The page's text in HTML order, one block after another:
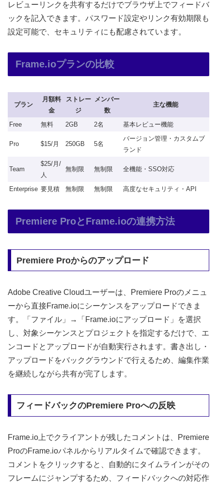
レビューリンクを共有するだけでブラウザ上でフィードバ
ックを記入できます。パスワード設定やリンク有効期限も
設定可能で、セキュリティにも配慮されています。
Frame.ioプランの比較
プラン
月額料
金
ストレー
ジ
メンバー
数
主な機能
Free 無料 2GB 2名 基本レビュー機能
Pro $15/月 250GB 5名
バージョン管理・カスタムブ
ランド
Team
$25/月/
人
無制限 無制限 全機能・SSO対応
Enterprise 要見積 無制限 無制限 高度なセキュリティ・API
Premiere ProとFrame.ioの連携方法
Premiere Proからのアップロード
Adobe Creative Cloudユーザーは、Premiere Proのメニュ
ーから直接Frame.ioにシーケンスをアップロードできま
す。「ファイル」→「Frame.ioにアップロード」を選択
し、対象シーケンスとプロジェクトを指定するだけで、エ
ンコードとアップロードが自動実行されます。書き出し・
アップロードをバックグラウンドで行えるため、編集作業
を継続しながら共有が完了します。
フィードバックのPremiere Proへの反映
Frame.io上でクライアントが残したコメントは、Premiere
ProのFrame.ioパネルからリアルタイムで確認できます。
コメントをクリックすると、自動的にタイムラインがその
フレームにジャンプするため、フィードバックへの対応作